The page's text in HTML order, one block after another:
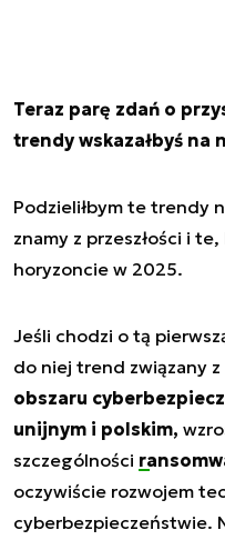
Teraz parę zdań o
trendy wskazałbyś na
Podzieliłbym te trendy
znamy z przeszłości i
horyzoncie w 2025.
Jeśli chodzi o tą
do niej trend związany z
obszaru
unijnym i polskim,
szczególności
oczywiście rozwojem
cyberbezpieczeństwie.